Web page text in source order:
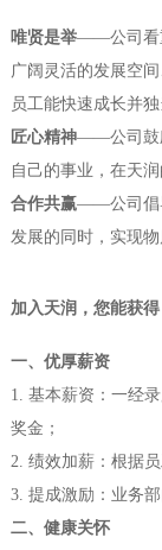
唯贤是举——公司看
广阔灵活的发展空
员工能快速成长并独
匠心精神——公司鼓
自己的事业，在天
合作共赢——公司倡
发展的同时，实现
加入天润，您能获得
一、优厚薪资
1
基本薪资：一经
奖金；
2 绩效加薪：根据
3. 提成激励：业务
二、健康关怀